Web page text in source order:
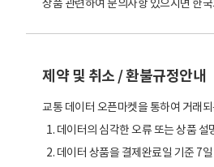
상품 관련하여 문의사항 있으시면 한
제약 및 취소 / 환불규정안내
교통 데이터 오픈마켓을 통하여 거래
1. 데이터의 심각한 오류 또는 상품
2. 데이터 상품을 결제완료일 기준 7